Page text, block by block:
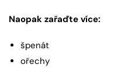
Naopak zařaďte více:
špenát
ořechy